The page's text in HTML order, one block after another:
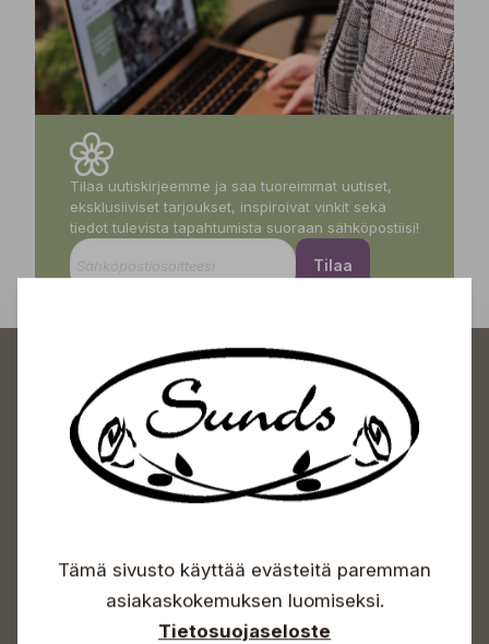
Tilaa uutiskirjeemme ja saa tuoreimmat uutiset,
eksklusiiviset tarjoukset, inspiroivat vinkit sekä
tiedot tulevista tapahtumista suoraan sähköpostiisi!
Tilaa
Sundin Puutarhakeskus
Arkisin 09-18
Lauantaisin 09-16
Sunnuntaisin Itsepalvelu
Tämä sivusto käyttää evästeitä paremman
asiakaskokemuksen luomiseksi.
Tietosuojaseloste